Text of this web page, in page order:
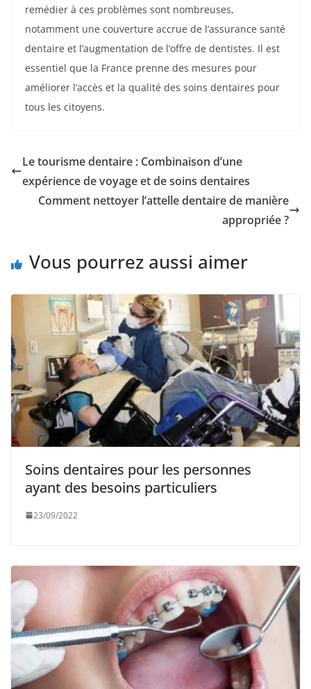
remédier à ces problèmes sont nombreuses,
notamment une couverture accrue de l’assurance santé
dentaire et l’augmentation de l’offre de dentistes. Il est
essentiel que la France prenne des mesures pour
améliorer l’accès et la qualité des soins dentaires pour
tous les citoyens.
Le tourisme dentaire : Combinaison d’une
expérience de voyage et de soins dentaires
Comment nettoyer l’attelle dentaire de manière
appropriée ?
Vous pourrez aussi aimer
Soins dentaires pour les personnes
ayant des besoins particuliers
23/09/2022